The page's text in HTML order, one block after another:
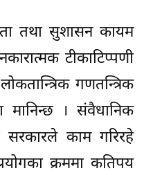
तथा सुशासन कायम
टीकाटिप्पणी
गणतन्त्रिक
मानिन्छ । संवैधानिक
सरकारले काम गरिरहे
क्रममा कतिपय